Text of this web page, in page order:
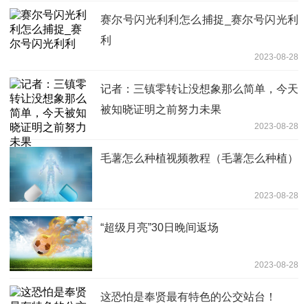
赛尔号闪光利利怎么捕捉_赛尔号闪光利
利
2023-08-28
记者：三镇零转让没想象那么简单，今天
被知晓证明之前努力未果
2023-08-28
毛薯怎么种植视频教程（毛薯怎么种植）
2023-08-28
“超级月亮”30日晚间返场
2023-08-28
这恐怕是奉贤最有特色的公交站台！